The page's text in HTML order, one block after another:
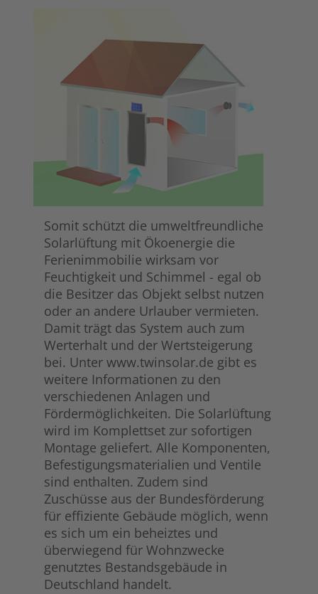
Somit schützt die umweltfreundliche
Solarlüftung mit Ökoenergie die
Ferienimmobilie wirksam vor
Feuchtigkeit und Schimmel - egal ob
die Besitzer das Objekt selbst nutzen
oder an andere Urlauber vermieten.
Damit trägt das System auch zum
Werterhalt und der Wertsteigerung
bei. Unter www.twinsolar.de gibt es
weitere Informationen zu den
verschiedenen Anlagen und
Fördermöglichkeiten. Die Solarlüftung
wird im Komplettset zur sofortigen
Montage geliefert. Alle Komponenten,
Befestigungsmaterialien und Ventile
sind enthalten. Zudem sind
Zuschüsse aus der Bundesförderung
für effiziente Gebäude möglich, wenn
es sich um ein beheiztes und
überwiegend für Wohnzwecke
genutztes Bestandsgebäude in
Deutschland handelt.